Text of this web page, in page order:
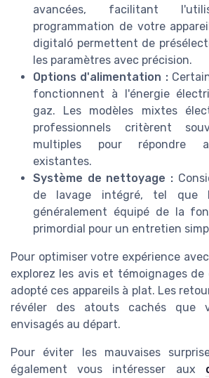
avancées, facilitant
programmation de votre
digitaló permettent de
les paramètres avec précision.
Options d'alimentation :
fonctionnent à l'énergie
gaz. Les modèles mixtes
professionnels critèrent
multiples pour répondre
existantes.
Système de nettoyage :
de lavage intégré, tel que
généralement équipé de la
primordial pour un entretien
Pour optimiser votre expérience
explorez les avis et témoignages
adopté ces appareils à plat. Les
révéler des atouts cachés que
envisagés au départ.
Pour éviter les mauvaises
également vous intéresser aux